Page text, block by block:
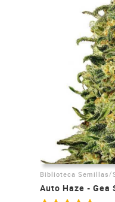
Biblioteca Semillas/
Auto Haze - Gea